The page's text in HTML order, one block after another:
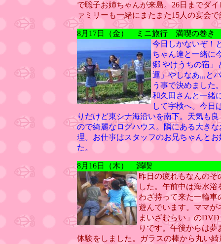
で聡子お姉ちゃんが来島。26日までダ
ァミリーも一緒にまたまた15人の宴会
8月17日（金） ミニ旅行 満喫の巻き
今日しかないぞ！
ちゃん達と一緒に
郷 やけうちの宿」
運」やしなあ,,,と
う事で決めました
和久田さんと一緒
して宇検へ。今日
りだけど東シナ海沿いを南下。天気も
ので綺麗なログハウス。隣にある大き
理。お仕事はスタッフのお兄ちゃんと
た。
8月16日（木） 満喫
昨日の疲れもなんのそ
した。午前中は海水
わざ持って来た一輪車
遊んでいます。ママが
まいざむらい」の
りです。午後からは
体験をしました。ガラスの棒から丸い